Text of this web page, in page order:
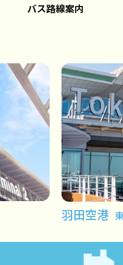
バス路線案内
羽田空港